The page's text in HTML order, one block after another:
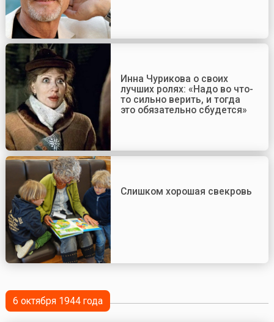
Инна Чурикова о своих
лучших ролях: «Надо во что-
то сильно верить, и тогда
это обязательно сбудется»
Слишком хорошая свекровь
6 октября 1944 года